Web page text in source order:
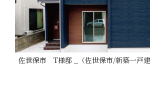
佐世保市 T様邸 _（佐世保市/新築一戸建